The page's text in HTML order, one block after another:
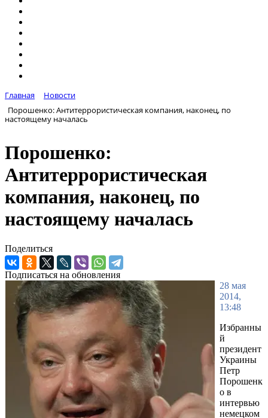
Главная
Новости
Порошенко: Антитеррористическая компания, наконец, по
настоящему началась
Порошенко:
Антитеррористическая
компания, наконец, по
настоящему началась
Поделиться
Подписаться на обновления
28 мая
2014,
13:48
Избранны
й
президент
Украины
Петр
Порошенк
о в
интервью
немецком